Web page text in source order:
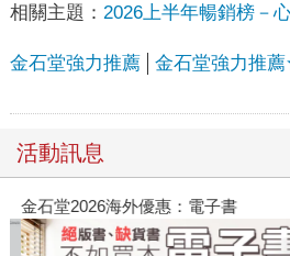
相關主題： 2026上半年暢銷榜－
金石堂強力推薦 金石堂強力推
活動訊息
金石堂2026海外優惠：電子書